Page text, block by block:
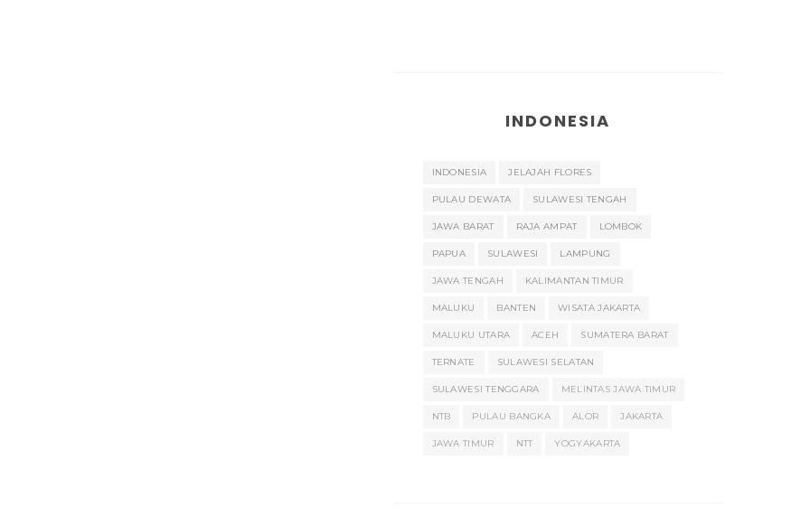
INDONESIA
INDONESIA JELAJAH FLORES
PULAU DEWATA SULAWESI TENGAH
JAWA BARAT RAJA AMPAT LOMBOK
PAPUA SULAWESI LAMPUNG
JAWA TENGAH KALIMANTAN TIMUR
MALUKU BANTEN WISATA JAKARTA
MALUKU UTARA ACEH SUMATERA BARAT
TERNATE SULAWESI SELATAN
SULAWESI TENGGARA MELINTAS JAWA TIMUR
NTB PULAU BANGKA ALOR JAKARTA
JAWA TIMUR NTT YOGYAKARTA